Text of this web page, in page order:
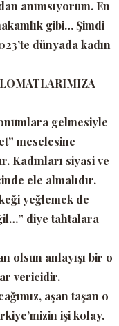
anımsıyorum. En
gibi… Şimdi
dünyada kadın
gelmesiyle
meselesine
Kadınları siyasi ve
ele almalıdır.
yeğlemek de
diye tahtalara
olsun anlayışı bir o
vericidir.
aşan taşan o
işi kolay.